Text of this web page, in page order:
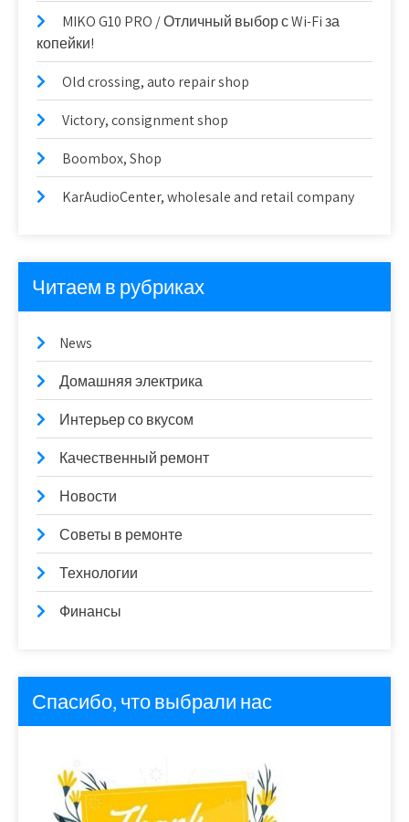
MIKO G10 PRO / Отличный выбор с Wi-Fi за
копейки!
Old crossing, auto repair shop
Victory, consignment shop
Boombox, Shop
KarAudioCenter, wholesale and retail company
Читаем в рубриках
News
Домашняя электрика
Интерьер со вкусом
Качественный ремонт
Новости
Советы в ремонте
Технологии
Финансы
Спасибо, что выбрали нас